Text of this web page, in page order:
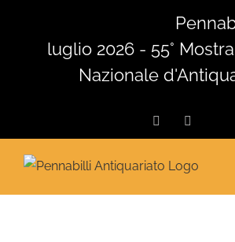
contenutoluglio 2026 - 55°
Nazionale
Facebook